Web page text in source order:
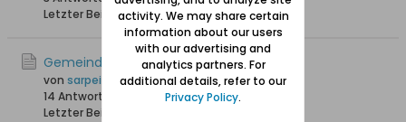
Letzter Beitrag19.02.2026, 20:34
Gemeindeseelenlisten
von sarpei
14 Antworten
21.746 Hits0 Likes
Letzter Beitrag
activity. We may share certain
information about our users
with our advertising and
analytics partners. For
additional details, refer to our
Privacy Policy.